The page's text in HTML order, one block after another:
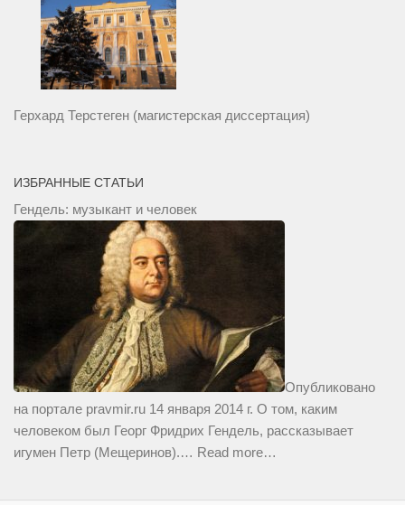
Герхард Терстеген (магистерская диссертация)
ИЗБРАННЫЕ СТАТЬИ
Гендель: музыкант и человек
Опубликовано
на портале pravmir.ru 14 января 2014 г. О том, каким
человеком был Георг Фридрих Гендель, рассказывает
игумен Петр (Мещеринов).… Read more…